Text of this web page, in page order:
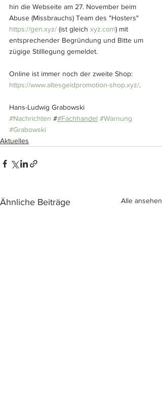
hin die Webseite am 27. November beim
Abuse (Missbrauchs) Team des "Hosters"
https://gen.xyz/ (ist gleich xyz.com) mit
entsprechender Begründung und Bitte um
zügige Stilllegung gemeldet.
Online ist immer noch der zweite Shop:
https://www.altesgeldpromotion-shop.xyz/.
Hans-Ludwig Grabowski
#Nachrichten ##Fachhandel #Warnung
#Grabowski
Aktuelles
Ähnliche Beiträge Alle ansehen